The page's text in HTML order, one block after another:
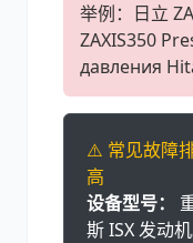
举例：日立
ZAXIS350
давления
⚠️ 常见故障
高
设备型号：
斯 ISX 发动机